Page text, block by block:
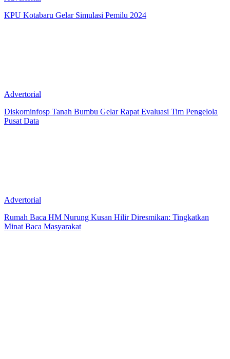
KPU Kotabaru Gelar Simulasi Pemilu 2024
Advertorial
Diskominfosp Tanah Bumbu Gelar Rapat Evaluasi Tim Pengelola
Pusat Data
Advertorial
Rumah Baca HM Nurung Kusan Hilir Diresmikan: Tingkatkan
Minat Baca Masyarakat